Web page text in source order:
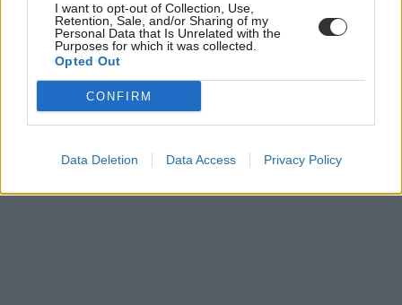
I want to opt-out of Collection, Use,
Retention, Sale, and/or Sharing of my
Personal Data that Is Unrelated with the
Purposes for which it was collected.
Opted Out
CONFIRM
Data Deletion Data Access Privacy Policy